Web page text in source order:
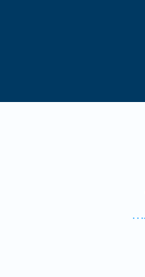
تاثیرات فیزیکی و روانی اضافه وزن بر بدن